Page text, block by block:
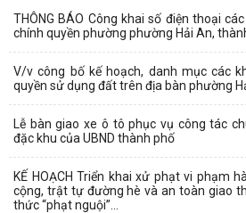
THÔNG BÁO Công khai số điện thoại
chính quyền phường phường Hải An,
V/v công bố kế hoạch, danh mục các
quyền sử dụng đất trên địa bàn phường
Lễ bàn giao xe ô tô phục vụ công tác
đặc khu của UBND thành phố
KẾ HOẠCH Triển khai xử phạt vi phạm
cộng, trật tự đường hè và an toàn giao
thức “phạt nguội”...